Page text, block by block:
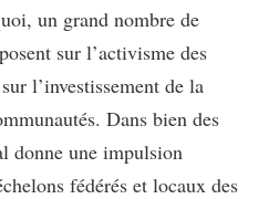
un grand nombre de
sur l’activisme des
l’investissement de la
Dans bien des
donne une impulsion
fédérés et locaux des